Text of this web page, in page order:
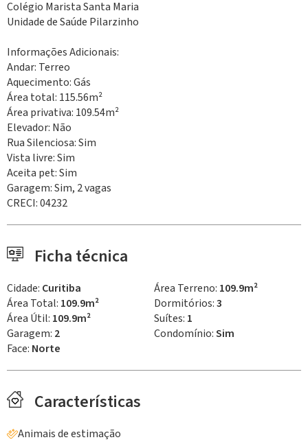
Colégio Marista Santa Maria
Unidade de Saúde Pilarzinho
Informações Adicionais:
Andar: Terreo
Aquecimento: Gás
Área total: 115.56m²
Área privativa: 109.54m²
Elevador: Não
Rua Silenciosa: Sim
Vista livre: Sim
Aceita pet: Sim
Garagem: Sim, 2 vagas
CRECI: 04232
Ficha técnica
Cidade: Curitiba Área Terreno: 109.9m²
Área Total: 109.9m² Dormitórios:3
Área Útil: 109.9m² Suítes: 1
Garagem: 2 Condomínio:Sim
Face: Norte
Características
Animais de estimação